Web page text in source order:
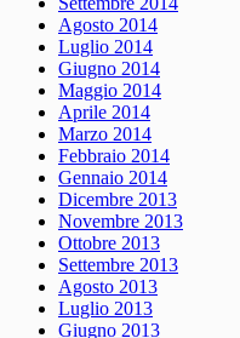
Agosto 2014
Luglio 2014
Giugno 2014
Maggio 2014
Aprile 2014
Marzo 2014
Febbraio 2014
Gennaio 2014
Dicembre 2013
Novembre 2013
Ottobre 2013
Settembre 2013
Agosto 2013
Luglio 2013
Giugno 2013